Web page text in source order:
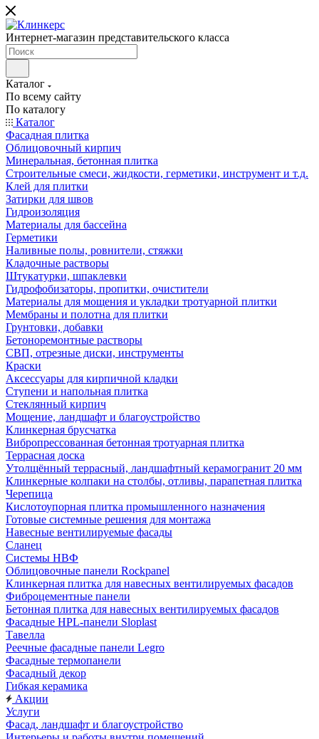
Интернет-магазин представительского класса
Каталог
По всему сайту
По каталогу
Каталог
Фасадная плитка
Облицовочный кирпич
Минеральная, бетонная плитка
Строительные смеси, жидкости, герметики, инструмент и т.д.
Клей для плитки
Затирки для швов
Гидроизоляция
Материалы для бассейна
Герметики
Наливные полы, ровнители, стяжки
Кладочные растворы
Штукатурки, шпаклевки
Гидрофобизаторы, пропитки, очистители
Материалы для мощения и укладки тротуарной плитки
Мембраны и полотна для плитки
Грунтовки, добавки
Бетоноремонтные растворы
СВП, отрезные диски, инструменты
Краски
Аксессуары для кирпичной кладки
Ступени и напольная плитка
Cтеклянный кирпич
Мощение, ландшафт и благоустройство
Клинкерная брусчатка
Вибропрессованная бетонная тротуарная плитка
Террасная доска
Утолщённый террасный, ландшафтный керамогранит 20 мм
Клинкерные колпаки на столбы, отливы, парапетная плитка
Черепица
Кислотоупорная плитка промышленного назначения
Готовые системные решения для монтажа
Навесные вентилируемые фасады
Сланец
Системы НВФ
Облицовочные панели Rockpanel
Клинкерная плитка для навесных вентилируемых фасадов
Фиброцементные панели
Бетонная плитка для навесных вентилируемых фасадов
Фасадные HPL-панели Sloplast
Тавелла
Реечные фасадные панели Legro
Фасадные термопанели
Фасадный декор
Гибкая керамика
Акции
Услуги
Фасад, ландшафт и благоустройство